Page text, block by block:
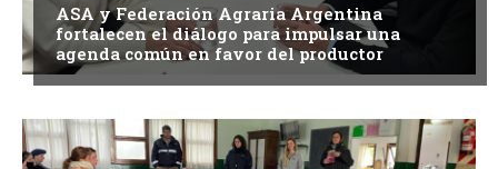
ASA y Federación Agraria Argentina
fortalecen el diálogo para impulsar una
agenda común en favor del productor